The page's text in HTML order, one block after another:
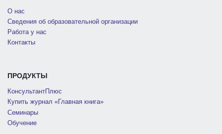
О нас
Сведения об образовательной организации
Работа у нас
Контакты
ПРОДУКТЫ
КонсультантПлюс
Купить журнал «Главная книга»
Семинары
Обучение